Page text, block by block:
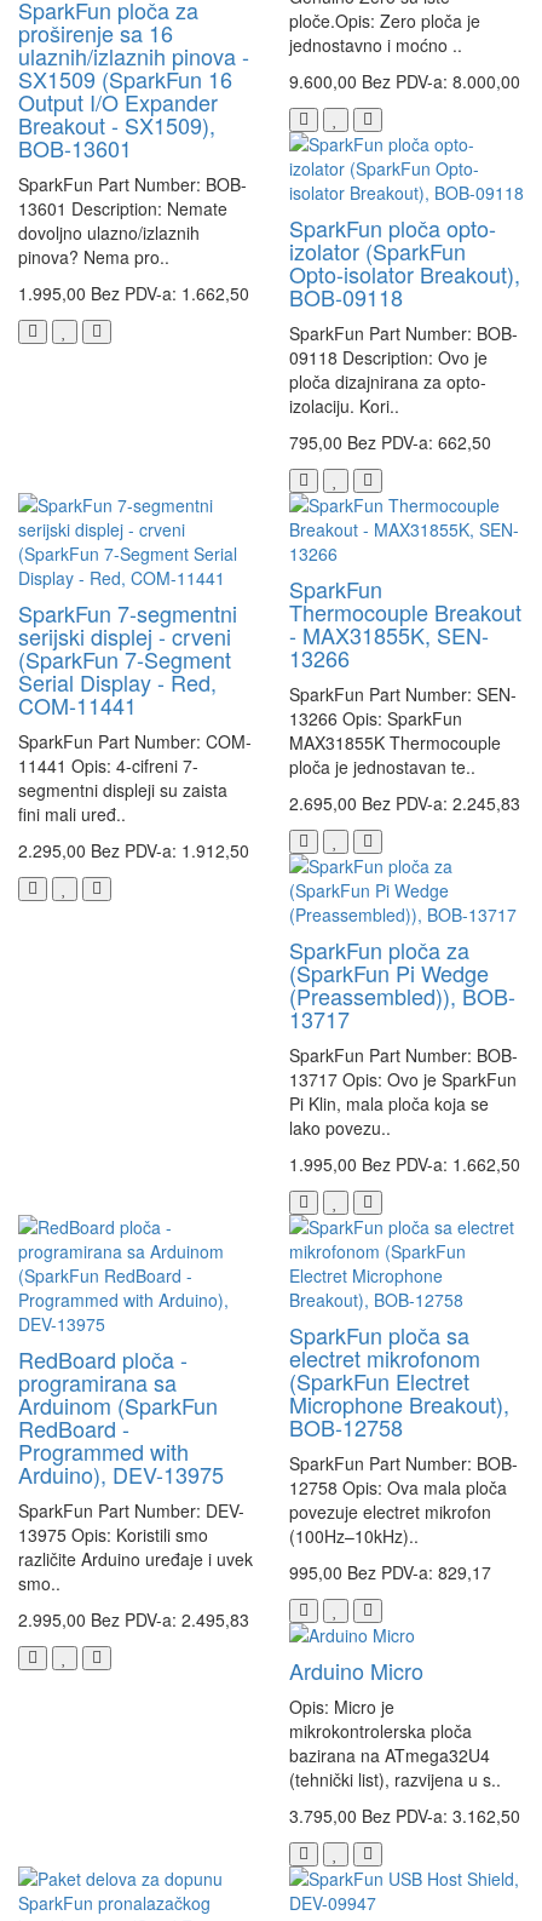
SparkFun ploča za
proširenje sa 16
ulaznih/izlaznih pinova -
SX1509 (SparkFun 16
Output I/O Expander
Breakout - SX1509),
BOB-13601
SparkFun Part Number: BOB-
13601 Description: Nemate
dovoljno ulazno/izlaznih
pinova? Nema pro..
1.995,00 Bez PDV-a: 1.662,50
ploče.Opis: Zero ploča je
jednostavno i moćno ..
9.600,00 Bez PDV-a: 8.000,00
SparkFun ploča opto-
izolator (SparkFun
Opto-isolator Breakout),
BOB-09118
SparkFun Part Number: BOB-
09118 Description: Ovo je
ploča dizajnirana za opto-
izolaciju. Kori..
795,00 Bez PDV-a: 662,50
SparkFun 7-segmentni
serijski displej - crveni
(SparkFun 7-Segment
Serial Display - Red,
COM-11441
SparkFun Part Number: COM-
11441 Opis: 4-cifreni 7-
segmentni displeji su zaista
fini mali uređ..
2.295,00 Bez PDV-a: 1.912,50
SparkFun
Thermocouple Breakout
- MAX31855K, SEN-
13266
SparkFun Part Number: SEN-
13266 Opis: SparkFun
MAX31855K Thermocouple
ploča je jednostavan te..
2.695,00 Bez PDV-a: 2.245,83
SparkFun ploča za
(SparkFun Pi Wedge
(Preassembled)), BOB-
13717
SparkFun Part Number: BOB-
13717 Opis: Ovo je SparkFun
Pi Klin, mala ploča koja se
lako povezu..
1.995,00 Bez PDV-a: 1.662,50
RedBoard ploča -
programirana sa
Arduinom (SparkFun
RedBoard -
Programmed with
Arduino), DEV-13975
SparkFun Part Number: DEV-
13975 Opis: Koristili smo
različite Arduino uređaje i uvek
smo..
2.995,00 Bez PDV-a: 2.495,83
SparkFun ploča sa
electret mikrofonom
(SparkFun Electret
Microphone Breakout),
BOB-12758
SparkFun Part Number: BOB-
12758 Opis: Ova mala ploča
povezuje electret mikrofon
(100Hz–10kHz)..
995,00 Bez PDV-a: 829,17
Arduino Micro
Opis: Micro je
mikrokontrolerska ploča
bazirana na ATmega32U4
(tehnički list), razvijena u s..
3.795,00 Bez PDV-a: 3.162,50